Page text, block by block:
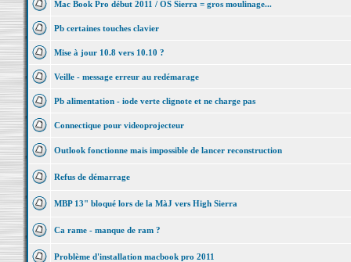
Mac Book Pro début 2011 / OS Sierra = gros moulinage...
Pb certaines touches clavier
Mise à jour 10.8 vers 10.10 ?
Veille - message erreur au redémarage
Pb alimentation - iode verte clignote et ne charge pas
Connectique pour videoprojecteur
Outlook fonctionne mais impossible de lancer reconstruction
Refus de démarrage
MBP 13" bloqué lors de la MàJ vers High Sierra
Ca rame - manque de ram ?
Problème d'installation macbook pro 2011